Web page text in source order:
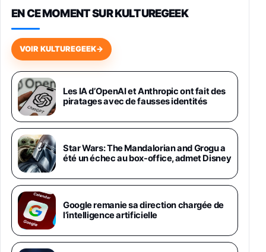
648,63€834,71€
Samsung Galaxy Miracle Ultra, Smartphone
Android 5G avec Galaxy AI, 512 Go,
Chargeur Secteur Rapide 25W Inclus,
Smartphone déverrouillé, Noir, Version FR
1019€
Galaxy S26 Ultra 512 Go Bleu
1019€1399€Fnac (Vendeur Tiers)
Galaxy S26 Ultra 256 Go Violet
892€1199€Fnac (Vendeur Tiers)
Philips SHK2000BL - Casque Enfant - Bleu &
Répartiteur Audio 5 Casques, Blanc
EN CE MOMENT SUR KULTUREGEEK
VOIR KULTUREGEEK→
Les IA d’OpenAI et Anthropic ont fait des
piratages avec de fausses identités
Star Wars: The Mandalorian and Grogu a
été un échec au box-office, admet Disney
Google remanie sa direction chargée de
l’intelligence artificielle